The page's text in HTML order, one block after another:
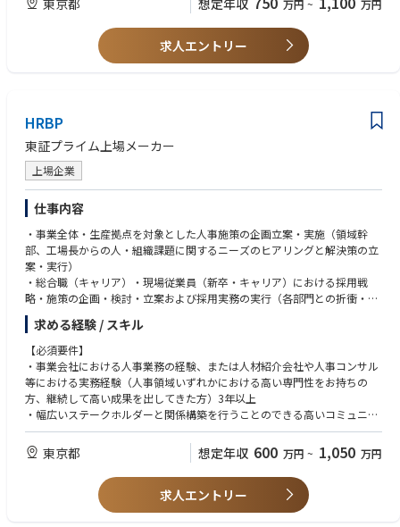
るジムとして、 展開しております。
海外拠点のガバナンスと現地スタッフのエンゲージメント向上を目指し、
１．各国の人事制度の企画・立案および導入
各国（台湾、シンガポール、マレーシア、ベトナム、韓国）の法規制、商
習慣および本社の人事制度とアライメントの取れた制度設計と運用のデザ
イン、導入を行います。
●就業規則・規程の制定： 各国の労働法に準拠した就業規則、各種社内規
程の新規制定および改定。
●給与・インセンティブ設計： 各国の市場水準（ベンチマーク）や物価、
法規制に応じた、競争力のある給与体系およびインセンティブプランの構
築。
● 人事制度設計：おける現地雇用スタッフ向けの人事評価制度、ジョブグ
レード制度の企画・設計。
２．海外拠点の統括・マネジメント
●労務管理・ガバナンス： 各拠点の労務リスクの把握・対策、コンプライ
アンス遵守の徹底。
●現地人事体制の強化： 将来的な現地人事担当者の採用・育成、および本
社との連携体制（レポートライン）の構築。
●現地経営陣との連携： 各国拠点の責任者や本社の事業責任者と密なコミ
ュニケーションを図り、各国でのビジネスの成長を支える人事施策を推
進。
３．その他、海外人事関連プロジェクト
●日本からの駐在員のサポート、あるいは今後新たな国へ進出する際の事
前調査・立ち上げ準備。
・オフィスファシリティ管理
・備品・固定資産管理
・各種契約・購買管理
・ベンダーおよび外部委託先管理
・その他コーポレート業務全般 など
・オフィス移転やレイアウト変更経験
・給与計算、勤怠管理業務の経験
・データを分析し、傾向や課題を抽出、打ち手に落とし込んだ経験がある
想定年収 万円 ~ 万円
求人エントリー
HRBP
東証プライム上場メーカー
上場企業
仕事内容
・事業全体・生産拠点を対象とした人事施策の企画立案・実施（領域幹
部、工場長からの人・組織課題に関するニーズのヒアリングと解決策の立
案・実行）
・総合職（キャリア）・現場従業員（新卒・キャリア）における採用戦
略・施策の企画・検討・立案および採用実務の実行（各部門との折衝・面
接・エージェントコミュニケーション・ソーシング・定着フォロー等）
・キャリア形成・能力開発支援を目的とする研修・講座の企画運営
・MVV（ミッション・ビジョン・バリュー）の組織浸透施策の検討・実行
・航空・宇宙・防衛事業領域の各拠点総務人事との密な連携による機能強
化
・人事コンプライアンス対応・従業員個別対応
・賃金・社会保険業務、勤怠取りまとめ
求める経験 / スキル
【必須要件】
・事業会社における人事業務の経験、または人材紹介会社や人事コンサル
等における実務経験（人事領域いずれかにおける高い専門性をお持ちの
方、継続して高い成果を出してきた方）3年以上
・幅広いステークホルダーと関係構築を行うことのできる高いコミュニケ
ーション能力
・常に現状に課題認識を持ち、素早く行動し、変革を起こされてきたご経
験
・日系企業以外（例：ベンチャー企業や小規模の外資系企業）における経
東京都 想定年収 600 万円 ~ 1,050 万円
求人エントリー